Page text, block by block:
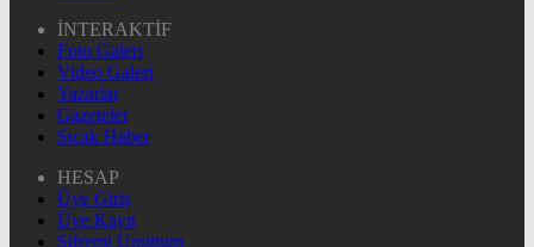
İNTERAKTİF
Foto Galeri
Video Galeri
Yazarlar
Gazeteler
Sıcak Haber
HESAP
Üye Giriş
Üye Kayıt
Şifremi Unuttum